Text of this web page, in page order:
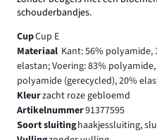
schouderbandjes.
CupCup E
Materiaal Kant: 56% polyamide,
elastan; Voering: 83%
polyamide (gerecycled), 20%
Kleurzacht roze gebloemd
Artikelnummer91377595
Soort sluitinghaakjessluiting,